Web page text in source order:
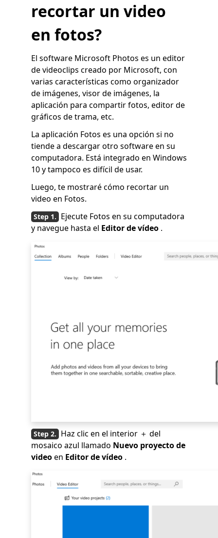
recortar un video
en fotos?
El software Microsoft Photos es un editor
de videoclips creado por Microsoft, con
varias características como organizador
de imágenes, visor de imágenes, la
aplicación para compartir fotos, editor de
gráficos de trama, etc.
La aplicación Fotos es una opción si no
tiende a descargar otro software en su
computadora. Está integrado en Windows
10 y tampoco es difícil de usar.
Luego, te mostraré cómo recortar un
video en Fotos.
Ejecute Fotos en su computadora
y navegue hasta el Editor de vídeo .
Haz clic en el interior ＋ del
mosaico azul llamado Nuevo proyecto de
videoen Editor de vídeo .